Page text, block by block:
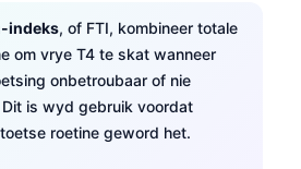
indeks, of FTI, kombineer totale
om vrye T4 te skat wanneer
onbetroubaar of nie
is wyd gebruik voordat
roetine geword het.